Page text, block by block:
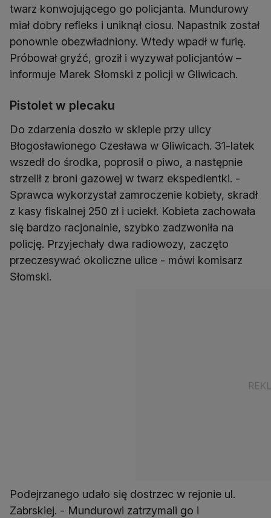
twarz konwojującego go policjanta. Mundurowy
miał dobry refleks i uniknął ciosu. Napastnik został
ponownie obezwładniony. Wtedy wpadł w furię.
Próbował gryźć, groził i wyzywał policjantów –
informuje Marek Słomski z policji w Gliwicach.
Pistolet w plecaku
Do zdarzenia doszło w sklepie przy ulicy
Błogosławionego Czesława w Gliwicach. 31-latek
wszedł do środka, poprosił o piwo, a następnie
strzelił z broni gazowej w twarz ekspedientki. -
Sprawca wykorzystał zamroczenie kobiety, skradł
z kasy fiskalnej 250 zł i uciekł. Kobieta zachowała
się bardzo racjonalnie, szybko zadzwoniła na
policję. Przyjechały dwa radiowozy, zaczęto
przeczesywać okoliczne ulice - mówi komisarz
Słomski.
Podejrzanego udało się dostrzec w rejonie ul.
Zabrskiej. - Mundurowi zatrzymali go i